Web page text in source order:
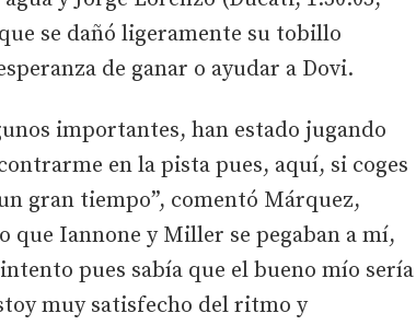
se dañó ligeramente su tobillo
de ganar o ayudar a Dovi.
importantes, han estado jugando
en la pista pues, aquí, si coges
gran tiempo”, comentó Márquez,
que Iannone y Miller se pegaban a mí,
pues sabía que el bueno mío sería
muy satisfecho del ritmo y